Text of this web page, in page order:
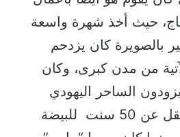
حيث أخذ شهرة واسعة
بالصويرة كان يزدحم
من مدن كبرى، وكان
الساحر اليهودي
بالبيض البلدي بثمن يقل عن 50 سنت للبيضة